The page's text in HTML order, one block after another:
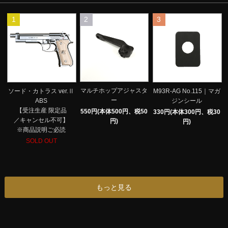
1
ソード・カトラス ver.Ⅱ
ABS
【受注生産 限定品
／キャンセル不可】
※商品説明ご必読
SOLD OUT
2
マルチホップアジャスタ
ー
550円(本体500円、税50
円)
3
M93R-AG No.115｜マガ
ジンシール
330円(本体300円、税30
円)
もっと見る